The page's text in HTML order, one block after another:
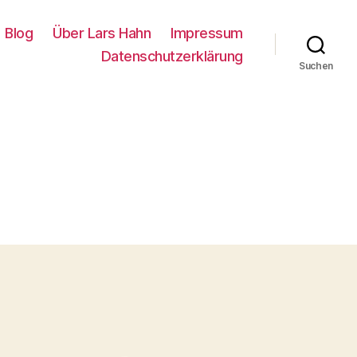
Blog Über Lars Hahn
Impressum
Datenschutzerklärung
Suchen